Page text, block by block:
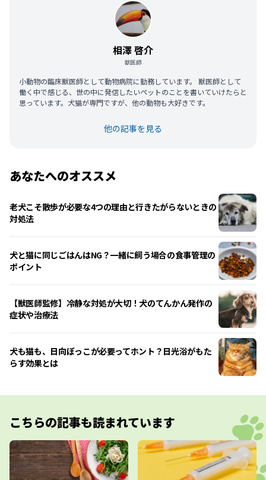
相澤 啓介
獣医師
小動物の臨床獣医師として動物病院に勤務しています。 獣医師として
働く中で感じる、世の中に発信したいペットのことを書いていけたらと
思っています。犬猫が専門ですが、他の動物も大好きです。
他の記事を見る
あなたへのオススメ
老犬こそ散歩が必要な4つの理由と行きたがらないときの
対処法
犬と猫に同じごはんはNG？一緒に飼う場合の食事管理の
ポイント
【獣医師監修】冷静な対処が大切！犬のてんかん発作の
症状や治療法
犬も猫も、日向ぼっこが必要ってホント？日光浴がもた
らす効果とは
こちらの記事も読まれています